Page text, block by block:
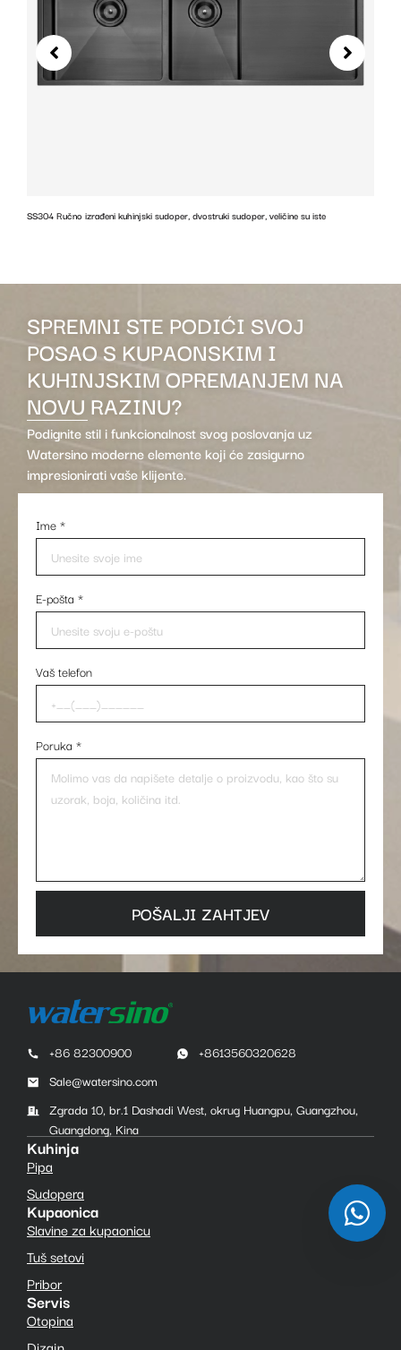
SS304 Ručno izrađeni kuhinjski sudoper, dvostruki sudoper, veličine su iste
SPREMNI STE PODIĆI SVOJ
POSAO S KUPAONSKIM I
KUHINJSKIM OPREMANJEM NA
NOVU RAZINU?
Podignite stil i funkcionalnost svog poslovanja uz
Watersino moderne elemente koji će zasigurno
impresionirati vaše klijente.
Ime*
E-pošta *
Vaš telefon
Poruka *
POŠALJI ZAHTJEV
+86 82300900
+8613560320628
Sale@watersino.com
Zgrada 10, br.1 Dashadi West, okrug Huangpu, Guangzhou,
Guangdong, Kina
Kuhinja
Pipa
Sudopera
Kupaonica
Slavine za kupaonicu
Tuš setovi
Pribor
Servis
Otopina